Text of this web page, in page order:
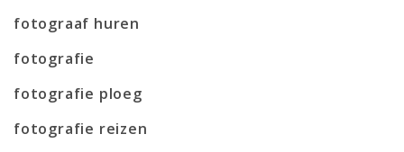
fotograaf huren
fotografie
fotografie ploeg
fotografie reizen